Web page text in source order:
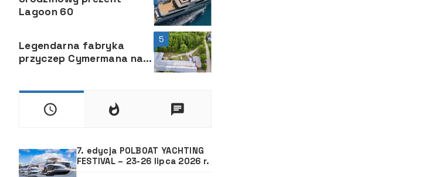
Lagoon 60
5
Legendarna fabryka
przyczep Cymermana na
7. edycja POLBOAT YACHTING
FESTIVAL – 23-26 lipca 2026 r.